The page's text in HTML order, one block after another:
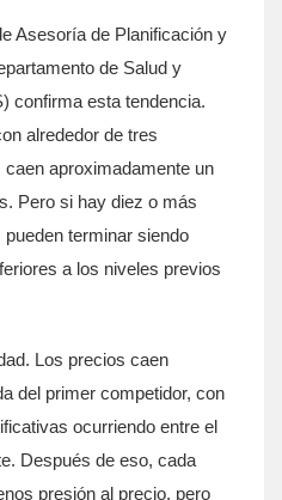
Asesoría de Planificación y
de Salud y
confirma esta tendencia.
alrededor de tres
aproximadamente un
Pero si hay diez o más
terminar siendo
a los niveles previos
Los precios caen
del primer competidor, con
ocurriendo entre el
Después de eso, cada
presión al precio, pero